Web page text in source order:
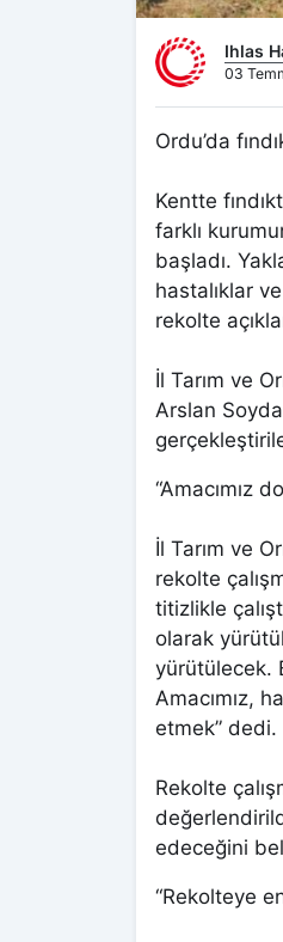
Ihlas
03
Ordu’da
Kentte
farklı
başladı.
hastalıklar
rekolte
İl Tarım ve
Arslan
“Amacımız
İl Tarım ve
rekolte
titizlikle
olarak
yürütülecek.
Amacımız,
etmek” dedi.
Rekolte
edeceğini
“Rekolteye